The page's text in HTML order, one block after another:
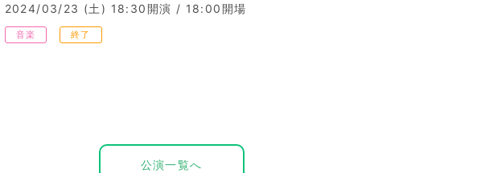
2024/03/23 (土) 18:30開演 / 18:00開場
音楽 終了
公演一覧へ